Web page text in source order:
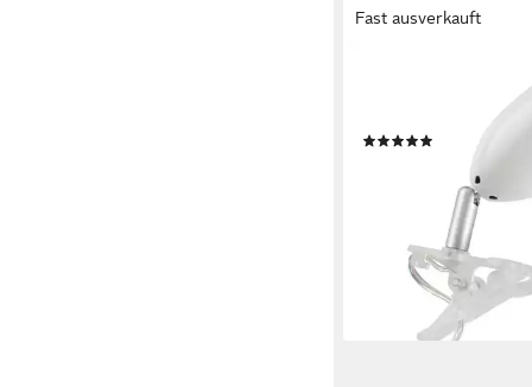
Fast ausverkauft
Tischleuchte Leo,
Warmweiß, LED
lieferbar - in 2-3